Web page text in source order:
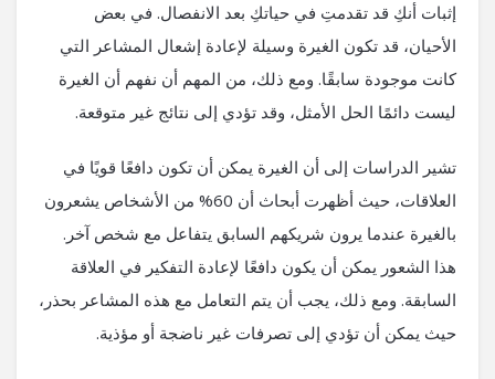
إثبات أنكِ قد تقدمتِ في حياتكِ بعد الانفصال. في بعض
الأحيان، قد تكون الغيرة وسيلة لإعادة إشعال المشاعر التي
كانت موجودة سابقًا. ومع ذلك، من المهم أن نفهم أن الغيرة
ليست دائمًا الحل الأمثل، وقد تؤدي إلى نتائج غير متوقعة.
تشير الدراسات إلى أن الغيرة يمكن أن تكون دافعًا قويًا في
العلاقات، حيث أظهرت أبحاث أن 60% من الأشخاص يشعرون
بالغيرة عندما يرون شريكهم السابق يتفاعل مع شخص آخر.
هذا الشعور يمكن أن يكون دافعًا لإعادة التفكير في العلاقة
السابقة. ومع ذلك، يجب أن يتم التعامل مع هذه المشاعر بحذر،
حيث يمكن أن تؤدي إلى تصرفات غير ناضجة أو مؤذية.